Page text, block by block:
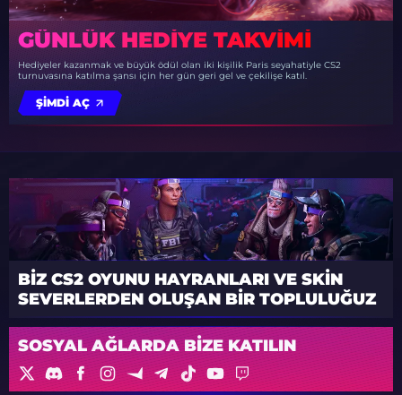
GÜNLÜK HEDIYE TAKVIMI
Hediyeler kazanmak ve büyük ödül olan iki kişilik Paris seyahatiyle CS2
turnuvasına katılma şansı için her gün geri gel ve çekilişe katıl.
ŞIMDI AÇ
BIZ CS2 OYUNU HAYRANLARI VE SKIN
SEVERLERDEN OLUŞAN BIR TOPLULUĞUZ
SOSYAL AĞLARDA BIZE KATILIN